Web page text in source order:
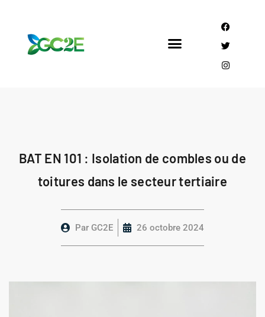
BAT EN 101 : Isolation de combles ou de
toitures dans le secteur tertiaire
Par GC2E 26 octobre 2024